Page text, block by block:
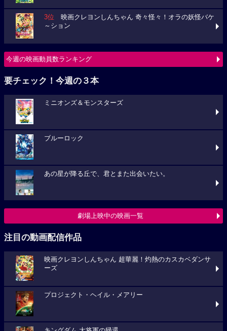
3位 映画クレヨンしんちゃん 奇々怪々！オラの妖怪バケ
～ション
今週の映画動員数ランキング
要チェック！今週の３本
ミニオンズ＆モンスターズ
ブルーロック
あの星が降る丘で、君とまた出会いたい。
劇場上映中の映画一覧
注目の動画配信作品
映画クレヨンしんちゃん 超華麗！灼熱のカスカベダンサ
ーズ
プロジェクト・ヘイル・メアリー